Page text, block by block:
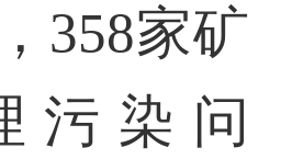
358家矿
污染问